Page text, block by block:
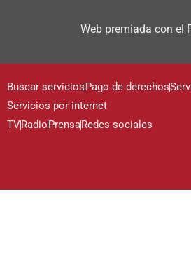
Web premiada con el
Buscar servicios Pago de derechos
Servicios por internet
TVRadio PrensaRedes sociales